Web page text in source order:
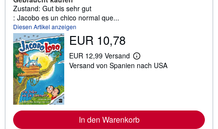
Zustand: Gut bis sehr gut
: Jacobo es un chico normal que...
Diesen Artikel anzeigen
EUR 10,78
EUR 12,99 Versand
W
e
I
n
f
Versand von Spanien nach USA
In den Warenkorb